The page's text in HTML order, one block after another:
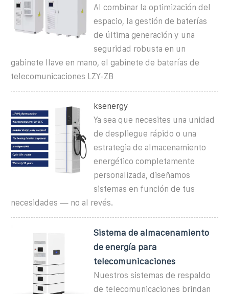
Al combinar la optimización del
espacio, la gestión de baterías
de última generación y una
seguridad robusta en un
gabinete llave en mano, el gabinete de baterías de
telecomunicaciones LZY-ZB
ksenergy
Ya sea que necesites una unidad
de despliegue rápido o una
estrategia de almacenamiento
energético completamente
personalizada, diseñamos
sistemas en función de tus
necesidades — no al revés.
Sistema de almacenamiento
de energía para
telecomunicaciones
Nuestros sistemas de respaldo
de telecomunicaciones brindan